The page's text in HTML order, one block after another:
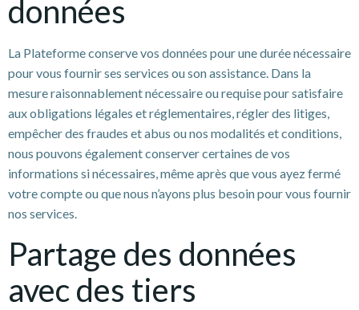
données
La Plateforme conserve vos données pour une durée nécessaire
pour vous fournir ses services ou son assistance. Dans la
mesure raisonnablement nécessaire ou requise pour satisfaire
aux obligations légales et réglementaires, régler des litiges,
empêcher des fraudes et abus ou nos modalités et conditions,
nous pouvons également conserver certaines de vos
informations si nécessaires, même après que vous ayez fermé
votre compte ou que nous n’ayons plus besoin pour vous fournir
nos services.
Partage des données
avec des tiers